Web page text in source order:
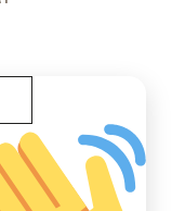
NE